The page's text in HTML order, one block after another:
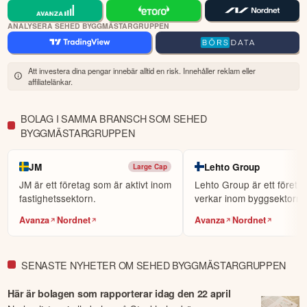
dina investeringar kan gå upp eller ner. Du riskerar ditt kapital.
ANALYSERA SEHED BYGGMÄSTARGRUPPEN
Att investera dina pengar innebär alltid en risk. Innehåller reklam eller
affiliatelänkar.
BOLAG I SAMMA BRANSCH SOM SEHED
BYGGMÄSTARGRUPPEN
JM Large Cap
JM är ett företag som är aktivt inom
fastighetssektorn.
Avanza Nordnet
Lehto Group
Lehto Group är ett
verkar inom byggsektorn.
Avanza Nordnet
SENASTE NYHETER OM SEHED BYGGMÄSTARGRUPPEN
Här är bolagen som rapporterar idag den 22 april